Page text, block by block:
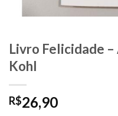
Livro Felicidade
Kohl
R$26,90